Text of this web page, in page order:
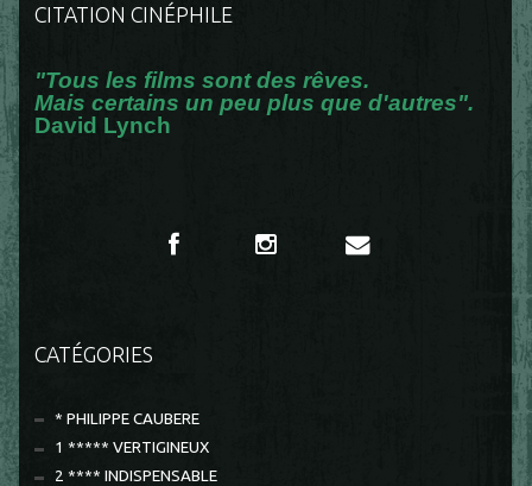
CITATION CINÉPHILE
"Tous les films sont des rêves.
Mais certains un peu plus que d'autres".
David Lynch
CATÉGORIES
* PHILIPPE CAUBERE
1 ***** VERTIGINEUX
2 **** INDISPENSABLE